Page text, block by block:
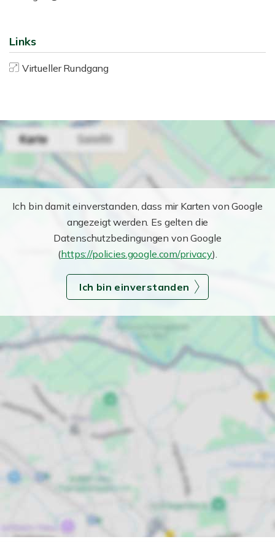
Links
Virtueller Rundgang
Ich bin damit einverstanden, dass mir Karten von Google
angezeigt werden. Es gelten die
Datenschutzbedingungen von Google
(https://policies.google.com/privacy).
Ich bin einverstanden